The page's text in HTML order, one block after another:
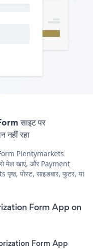
साइट पर
रहा
Plentymarkets
से मेल खाएं, और Payment
पोस्ट, साइडबार, फुटर, या
Form App on
Form App